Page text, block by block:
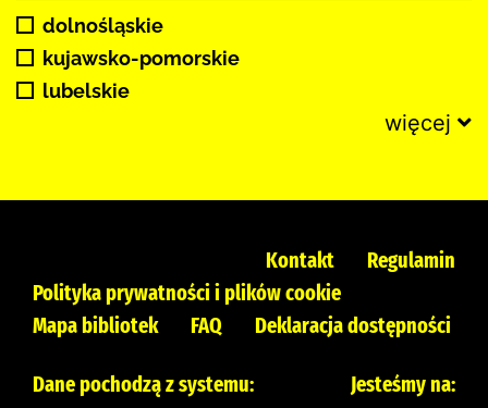
dolnośląskie
kujawsko-pomorskie
lubelskie
więcej
Kontakt
Regulamin
Polityka prywatności i plików cookie
Mapa bibliotek
FAQ Deklaracja dostępności
Dane pochodzą z systemu: Jesteśmy na: